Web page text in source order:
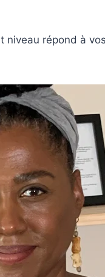
niveau répond à